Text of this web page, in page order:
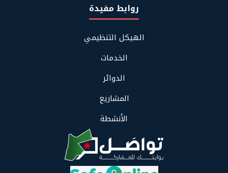
روابط مفيدة
الهيكل التنظيمي
الخدمات
الدوائر
المشاريع
الأنشطة